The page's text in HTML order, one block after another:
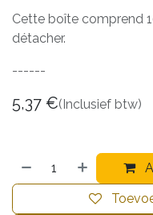
Cette boîte comprend
détacher.
------
5,37 €(Inclusief btw)